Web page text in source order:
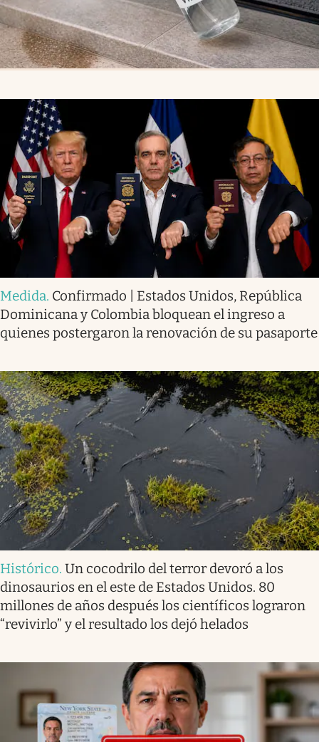
Medida. Confirmado | Estados Unidos, República
Dominicana y Colombia bloquean el ingreso a
quienes postergaron la renovación de su pasaporte
Histórico. Un cocodrilo del terror devoró a los
dinosaurios en el este de Estados Unidos. 80
millones de años después los científicos lograron
“revivirlo” y el resultado los dejó helados